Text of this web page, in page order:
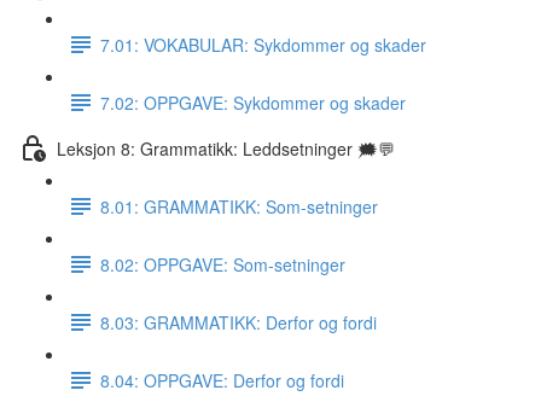
7.01: VOKABULAR: Sykdommer og skader
7.02: OPPGAVE: Sykdommer og skader
Leksjon 8: Grammatikk: Leddsetninger 🗯💬
8.01: GRAMMATIKK: Som-setninger
8.02: OPPGAVE: Som-setninger
8.03: GRAMMATIKK: Derfor og fordi
8.04: OPPGAVE: Derfor og fordi